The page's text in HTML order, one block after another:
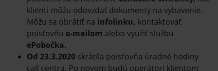
klienti môžu odovzdať dokumenty na vybavenie.
Môžu sa obrátiť na infolinku, kontaktovať
poisťovňu e-mailom alebo využiť službu
ePobočka.
Od 23.3.2020 skrátila poisťovňa úradné hodiny
call centra. Po novom budú operátori klientom